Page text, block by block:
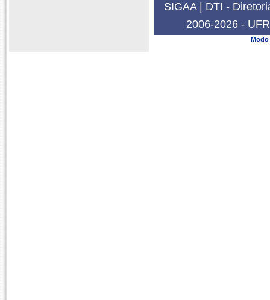
SIGAA | DTI -
2006-2026 -
Modo